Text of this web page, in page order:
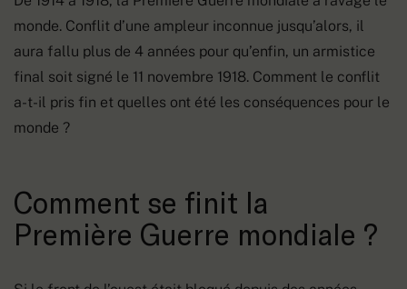
monde. Conflit d’une ampleur inconnue jusqu’alors, il
aura fallu plus de 4 années pour qu’enfin, un armistice
final soit signé le 11 novembre 1918. Comment le conflit
a-t-il pris fin et quelles ont été les conséquences pour le
monde ?
Comment se finit la
Première Guerre mondiale ?